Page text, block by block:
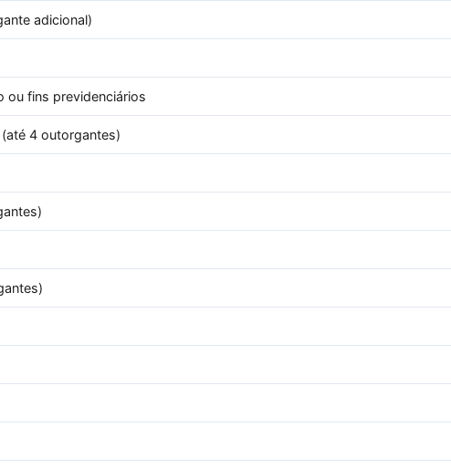
adicional)
ou fins previdenciários
4 outorgantes)